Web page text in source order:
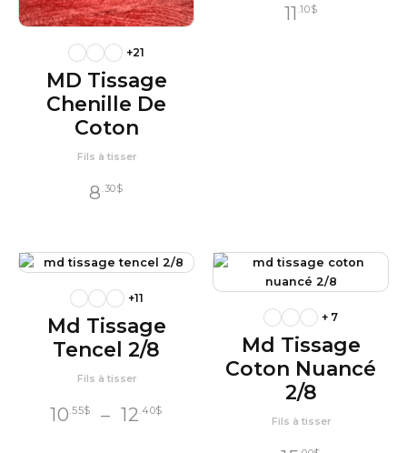
+21
MD Tissage
Chenille De
Coton
Fils à tisser
8 .30$
11 .10$
+11
Md Tissage
Tencel 2/8
Fils à tisser
10.55$ – 12.40$Plage
+ 7
Md Tissage
Coton Nuancé
2/8
Fils à tisser